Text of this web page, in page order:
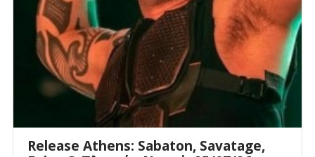
Release Athens: Sabaton, Savatage,